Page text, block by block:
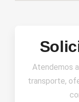
Atendemos
transporte,